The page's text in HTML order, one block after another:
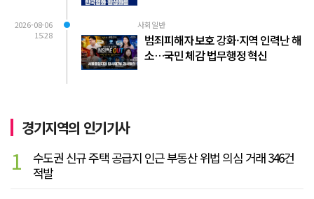
2026-08-06
15:28
사회일반
범죄피해자 보호 강화·지역 인력난 해
소…국민 체감 법무행정 혁신
경기지역의 인기기사
1
수도권 신규 주택 공급지 인근 부동산 위법 의심 거래 346건
적발